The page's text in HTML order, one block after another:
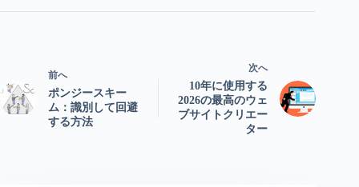
前へ
ポンジースキー
ム：識別して回避
する方法
次へ
10年に使用する
2026の最高のウェ
ブサイトクリエー
ター